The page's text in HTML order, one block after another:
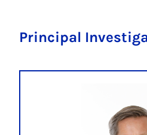
Principal